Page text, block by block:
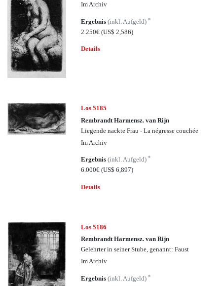
Im Archiv
Ergebnis(inkl. Aufgeld)*
2.250€(US$ 2,586)
Details
Los 5185
Rembrandt Harmensz. van Rijn
Liegende nackte Frau - La négresse couchée
Im Archiv
Ergebnis(inkl. Aufgeld)*
6.000€(US$ 6,897)
Details
Los 5186
Rembrandt Harmensz. van Rijn
Gelehrter in seiner Stube, genannt: Faust
Im Archiv
Ergebnis(inkl. Aufgeld)*